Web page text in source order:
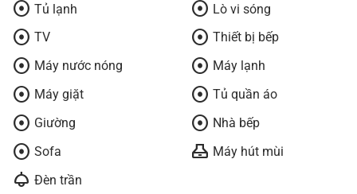
adjust Tủ lạnh adjust Lò vi sóng
adjust TV adjust Thiết bị bếp
adjust Máy nước nóng adjust Máy lạnh
adjust Máy giặt adjust Tủ quần áo
adjust Giường adjust Nhà bếp
adjust Sofa range_hood Máy hút mùi
light Đèn trần